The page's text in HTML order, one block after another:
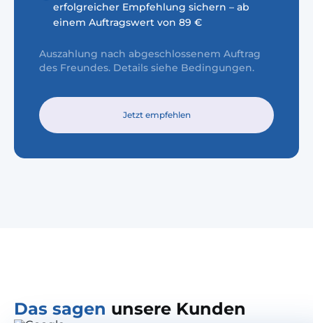
erfolgreicher Empfehlung sichern – ab
einem Auftragswert von 89 €
Auszahlung nach abgeschlossenem Auftrag
des Freundes. Details siehe Bedingungen.
Jetzt empfehlen
Das sagen unsere Kunden